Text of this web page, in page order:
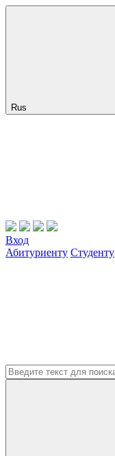
Rus
Вход
Абитуриенту Студенту